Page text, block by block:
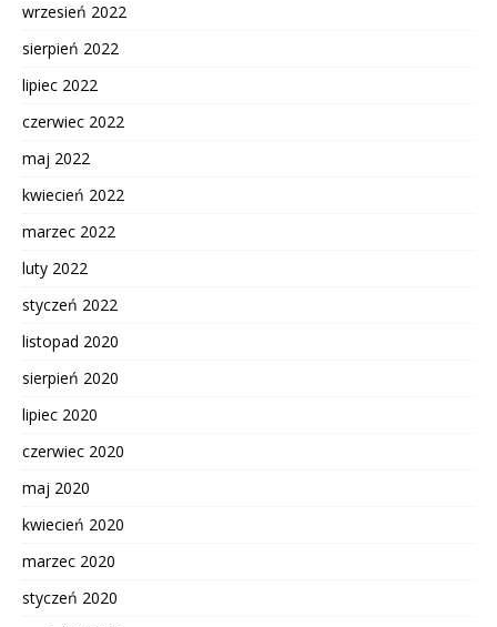
wrzesień 2022
sierpień 2022
lipiec 2022
czerwiec 2022
maj 2022
kwiecień 2022
marzec 2022
luty 2022
styczeń 2022
listopad 2020
sierpień 2020
lipiec 2020
czerwiec 2020
maj 2020
kwiecień 2020
marzec 2020
styczeń 2020